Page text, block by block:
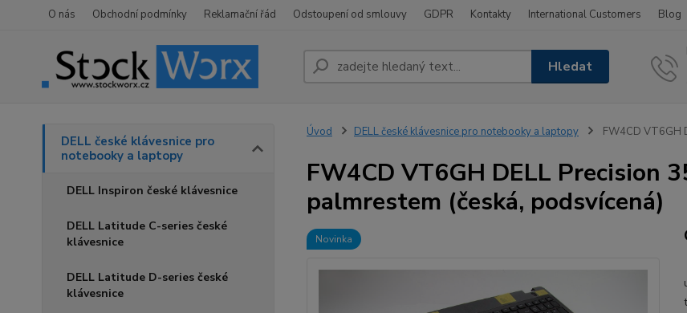
O nás Obchodní podmínky Reklamační řád Odstoupení od smlouvy GDPR Kontakty International Customers Blog
Hledat
DELL české klávesnice pro
notebooky a laptopy
DELL Inspiron české klávesnice
DELL Latitude C-series české
klávesnice
DELL Latitude D-series české
klávesnice
Úvod DELL české klávesnice pro notebooky a laptopy FW4CD VT6GH
FW4CD VT6GH DELL Precision
palmrestem (česká, podsvícená)
Novinka